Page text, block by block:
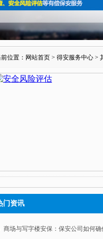
位置： 网站首页 > 得安服务中心 >
门资讯